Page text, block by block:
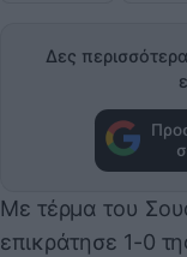
Δες
Με τέρμα του
επικράτησε 1-0